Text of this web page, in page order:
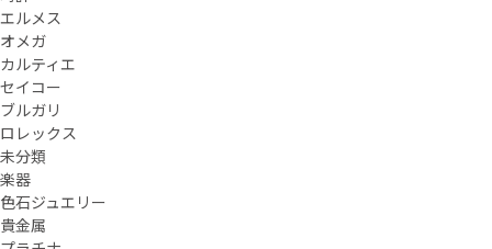
エルメス
オメガ
カルティエ
セイコー
ブルガリ
ロレックス
未分類
楽器
色石ジュエリー
貴金属